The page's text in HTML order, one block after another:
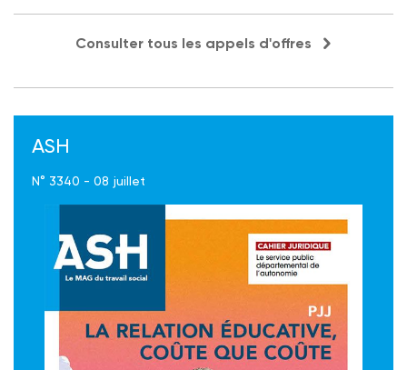
Consulter tous les appels d'offres
ASH
N° 3340 - 08 juillet